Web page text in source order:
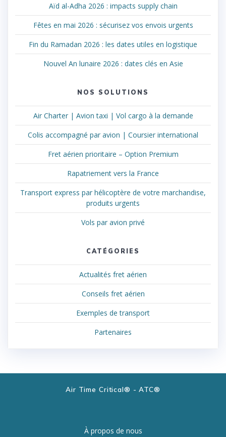
Aïd al-Adha 2026 : impacts supply chain
Fêtes en mai 2026 : sécurisez vos envois urgents
Fin du Ramadan 2026 : les dates utiles en logistique
Nouvel An lunaire 2026 : dates clés en Asie
NOS SOLUTIONS
Air Charter | Avion taxi | Vol cargo à la demande
Colis accompagné par avion | Coursier international
Fret aérien prioritaire – Option Premium
Rapatriement vers la France
Transport express par hélicoptère de votre marchandise,
produits urgents
Vols par avion privé
CATÉGORIES
Actualités fret aérien
Conseils fret aérien
Exemples de transport
Partenaires
Air Time Critical® - ATC®
À propos de nous